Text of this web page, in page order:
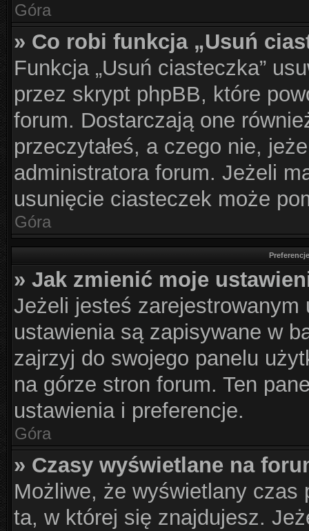
Góra
» Co robi funkcja „Usuń
Funkcja „Usuń ciasteczka”
przez skrypt phpBB, które
forum. Dostarczają one
przeczytałeś, a czego nie,
administratora forum. Jeżeli
usunięcie ciasteczek może
Góra
» Jak zmienić moje
Jeżeli jesteś
ustawienia są zapisywane w
zajrzyj do swojego panelu
na górze stron forum. Ten
ustawienia i preferencje.
Góra
» Czasy wyświetlane na
Możliwe, że wyświetlany
ta, w której się znajdujesz.